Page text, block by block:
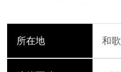
所在地 和